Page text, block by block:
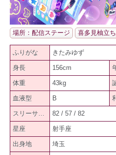
場所：配信ステージ 喜多見柚立
ふりがな きたみゆず
身長 156cm
体重 43kg
血液型 B
スリーサイズ 82 / 57 / 82
星座 射手座
出身地 埼玉